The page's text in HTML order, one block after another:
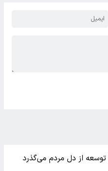
توسعه از دل مردم می‌گذرد